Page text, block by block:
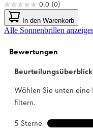
0.0 (0)
0.0
von
5
Sternen.
In den Warenkorb
Alle Sonnenbrillen